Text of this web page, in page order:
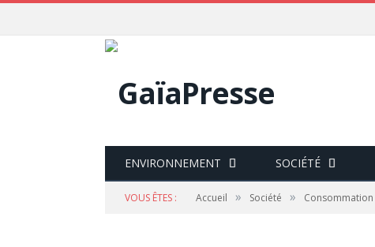
ENVIRONNEMENT SOCIÉTÉ
VOUS ÊTES : Accueil » Société » Consommation